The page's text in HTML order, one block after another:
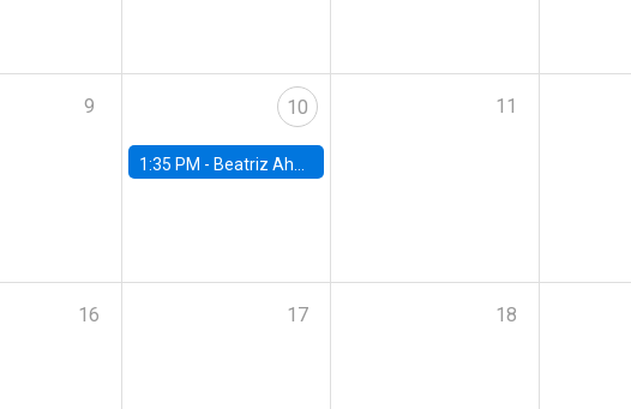
9 10
1:35 PM - Beatriz Ahumada, PhD candidate, Universidad de Pittsburgh
11
16 17 18